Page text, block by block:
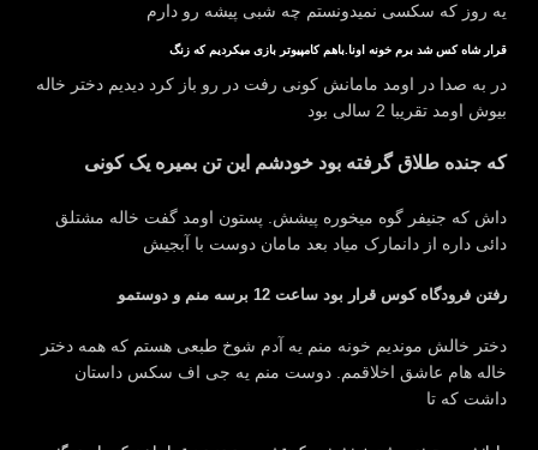
یه روز که سکسی نمیدونستم چه شبی پیشه رو دارم
قرار شاه کس شد برم خونه اونا.باهم کامپیوتر بازی میکردیم که زنگ
در به صدا در اومد مامانش کونی رفت در رو باز کرد دیدیم دختر خاله
بیوش اومد تقریبا 2 سالی بود
که جنده طلاق گرفته بود خودشم این تن بمیره یک کونی
داش که جنیفر گوه میخوره پیشش. پستون اومد گفت خاله مشتلق
دائی داره از دانمارک میاد بعد مامان دوست با آبجیش
رفتن فرودگاه کوس قرار بود ساعت 12 برسه منم و دوستمو
دختر خالش موندیم خونه منم یه آدم شوخ طبعی هستم که همه دختر
خاله هام عاشق اخلاقمم. دوست منم یه جی اف سکس داستان
داشت که تا